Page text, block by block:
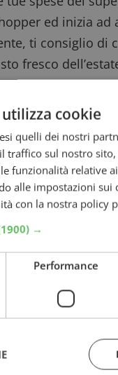
ed inizia ad
ti consiglio di
fresco
altre iniziative
: buono spesa
da 500€
con acquisto
cookie
quelli dei nostri
traffico sul nostro
funzionalità relative
alle impostazioni
con la nostra policy
→
Performance